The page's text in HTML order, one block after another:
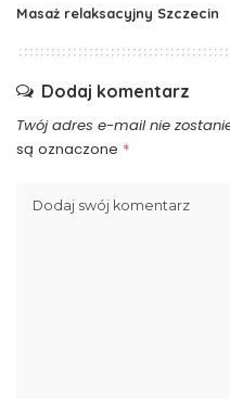
Masaż relaksacyjny Szczecin
Dodaj komentarz
Twój adres e-mail nie
są oznaczone *